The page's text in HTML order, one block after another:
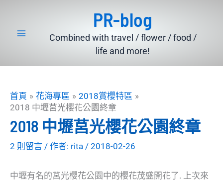
PR-blog
Combined with travel / flower / food /
life and more!
首頁 花海專區
2018賞櫻特區
2018 中壢莒光櫻花公園終章
2018 中壢莒光櫻花公園終章
2 則留言 / 作者: rita / 2018-02-26
中壢有名的莒光櫻花公園中的櫻花茂盛開花了. 上次來